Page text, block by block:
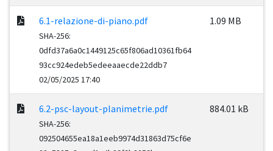
6.1-relazione-di-piano.pdf
SHA-256:
0dfd37a6a0c1449125c65f806ad10361fb64
93cc924edeb5edeeaaecde22ddb7
02/05/2025 17:40
1.09 MB
6.2-psc-layout-planimetrie.pdf
SHA-256:
092504655ea18a1eeb9974d31863d75cf6e
884.01 kB